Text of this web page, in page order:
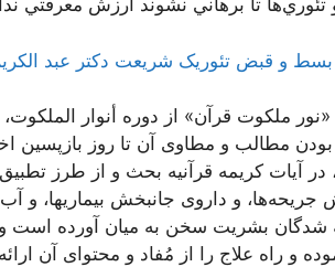
بسط و قبض تئوریک شریعت دکتر عبد
ملكوت قرآن» از دوره أنوار
بودن مطالب و مطاوى آن تا روز بازپسین
آیات كریمه قرآنیه بحث و از طرز
و داروى جانبخش بیماریها، و
شدگان بشریت سخن به میان آورده
و راه علاج را از مُفاد و محتواى آن